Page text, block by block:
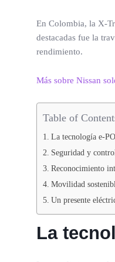
En Colombia, la X-
destacadas fue la
rendimiento.
Más sobre Nissan
Table of
La tecnología e-
Seguridad y
Reconocimiento
Movilidad
Un presente
La